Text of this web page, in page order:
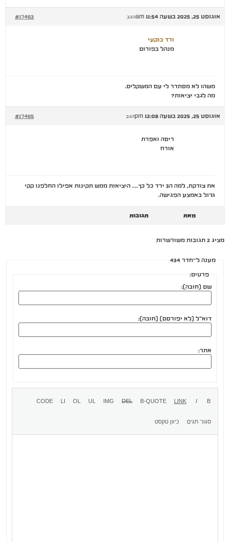
אוגוסט 25, 2025 בשעה 11:54 am #17463 הגב
ורד בוקעי
מנהל בפורום
משהו לא מסתדר לי עם המשקלים.
מה לגבי יציאות?
אוגוסט 25, 2025 בשעה 12:08 pm #17465 הגב
ריסה ואפרת
אורח
את צודקת, למה ה3 ירד כל כך…. היציאות ממש תקינות אפילו החלפנו קקי
גדול באמצע הפגישה.
מאת תגובות
מציג 2 תגובות משורשרות
מענה ל־חדר 434
פרטים:
שם (חובה):
דוא"ל (לא יפורסם) (חובה):
אתר: